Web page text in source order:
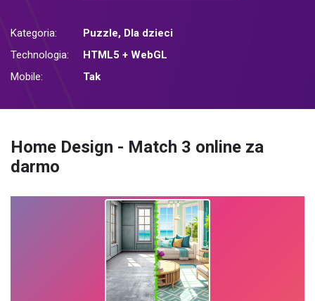
Kategoria: Puzzle, Dla dzieci
Technologia:
HTML5 + WebGL
Mobile:
Tak
Home Design - Match 3 online za
darmo